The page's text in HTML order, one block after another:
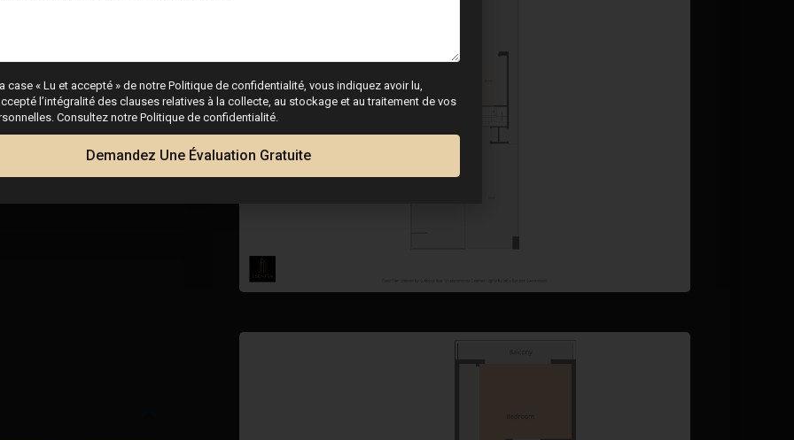
case « Lu et accepté » de notre Politique de confidentialité, vous indiquez avoir lu,
l’intégralité des clauses relatives à la collecte, au stockage et au traitement de vos
Consultez notre Politique de confidentialité.
Demandez Une Évaluation Gratuite